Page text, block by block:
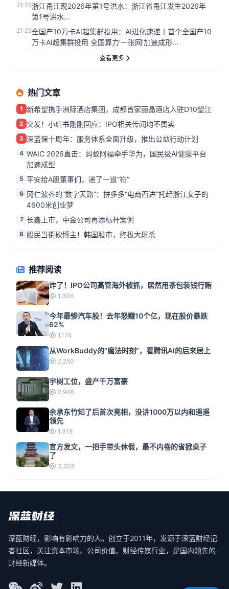
21:25浙江甬江现2026年第1号洪水：浙江省甬江发生2026年
第1号洪水...
21:25全国产10万卡AI超集群投用：AI进化速递丨首个全国产10
万卡AI超集群投用 全国算力‘一张网’加速成形...
查看更多
热门文章
1 新希望携手洲际酒店集团，成都首家丽晶酒店入驻D10望江
2 突发！小红书刚刚回应：IPO相关传闻均不属实
3 深蓝保十周年：服务体系全面升级，推出公益行动计划
4 WAIC 2026直击：蚂蚁阿福牵手华为，国民级AI健康平台
加速成型
5 平安给A股董事们，递了一道“符”
6 冈仁波齐的“数字天路”：拼多多“电商西进”托起浙江女子的
4600米创业梦
7 长鑫上市，中金公司再添标杆案例
8 股民当街砍博主！韩国股市，终极大屠杀
推荐阅读
炸了！IPO公司高管海外被抓，居然用茶包装钱行贿
1,306
今年最惨汽车股！去年怒赚10个亿，现在股价暴跌
62%
1,174
从WorkBuddy的“魔法时刻”，看腾讯AI的后来居上
2,250
宇树工位，盛产千万富豪
2,946
余承东竹知了后首次亮相，没讲1000万以内和遥遥
领先
1,318
官方发文，一把手带头休假，最不内卷的省掀桌子
了
3,208
深蓝财经，影响有影响力的人。创立于2011年，发源于深蓝财经记
者社区，关注资本市场、公司价值、财经传媒行业，是国内领先的
财经新媒体。